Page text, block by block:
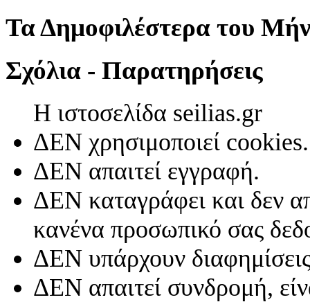
Τα Δημοφιλέστερα του
Σχόλια - Παρατηρήσεις
Η ιστοσελίδα seilias.gr
ΔΕΝ χρησιμοποιεί cookies.
ΔΕΝ απαιτεί εγγραφή.
ΔΕΝ καταγράφει και δεν
κανένα προσωπικό σας
ΔΕΝ υπάρχουν
ΔΕΝ απαιτεί συνδρομή,